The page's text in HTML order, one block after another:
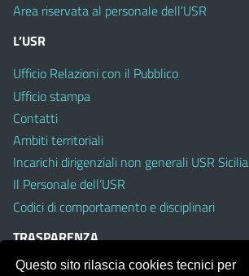
Area riservata al personale dell’USR
L’USR
Ufficio Relazioni con il Pubblico
Ufficio stampa
Contatti
Ambiti territoriali
Incarichi dirigenziali non generali USR Sicilia
Il Personale dell’USR
Codici di comportamento e disciplinari
TRASPARENZA
Albo on line
Questo sito rilascia cookies tecnici per